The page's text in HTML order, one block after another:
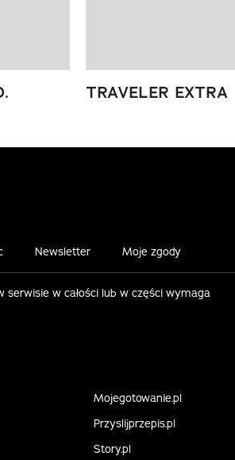
TRAVELER EXTRA
Newsletter Moje zgody
serwisie w całości lub w części wymaga
Mojegotowanie.pl
Przyslijprzepis.pl
Story.pl